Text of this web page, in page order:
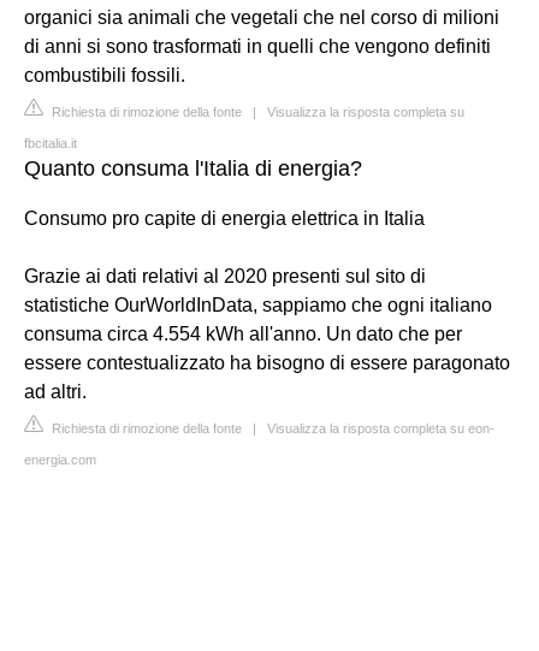
organici sia animali che vegetali che nel corso di milioni
di anni si sono trasformati in quelli che vengono definiti
combustibili fossili.
Richiesta di rimozione della fonte | Visualizza la risposta completa su
fbcitalia.it
Quanto consuma l'Italia di energia?
Consumo pro capite di energia elettrica in Italia
Grazie ai dati relativi al 2020 presenti sul sito di
statistiche OurWorldInData, sappiamo che ogni italiano
consuma circa 4.554 kWh all'anno. Un dato che per
essere contestualizzato ha bisogno di essere paragonato
ad altri.
Richiesta di rimozione della fonte | Visualizza la risposta completa su eon-
energia.com